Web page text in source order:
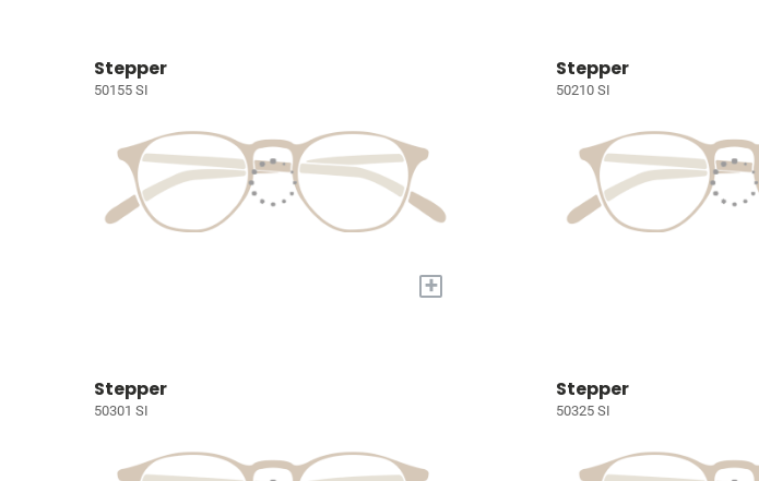
Stepper
50155 SI
+
Stepper
50210 SI
Stepper
50301 SI
Stepper
50325 SI